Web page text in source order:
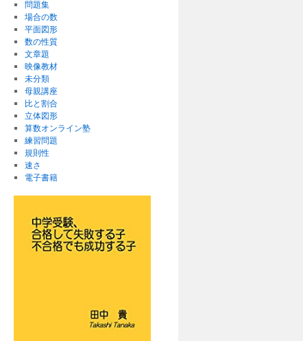
問題集
場合の数
平面図形
数の性質
文章題
映像教材
未分類
母親講座
比と割合
立体図形
算数オンライン塾
練習問題
規則性
速さ
電子書籍